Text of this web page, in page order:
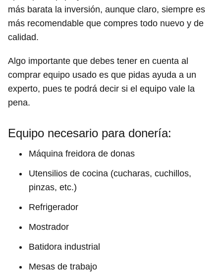
más barata la inversión, aunque claro, siempre es
más recomendable que compres todo nuevo y de
calidad.
Algo importante que debes tener en cuenta al
comprar equipo usado es que pidas ayuda a un
experto, pues te podrá decir si el equipo vale la
pena.
Equipo necesario para donería:
Máquina freidora de donas
Utensilios de cocina (cucharas, cuchillos,
pinzas, etc.)
Refrigerador
Mostrador
Batidora industrial
Mesas de trabajo